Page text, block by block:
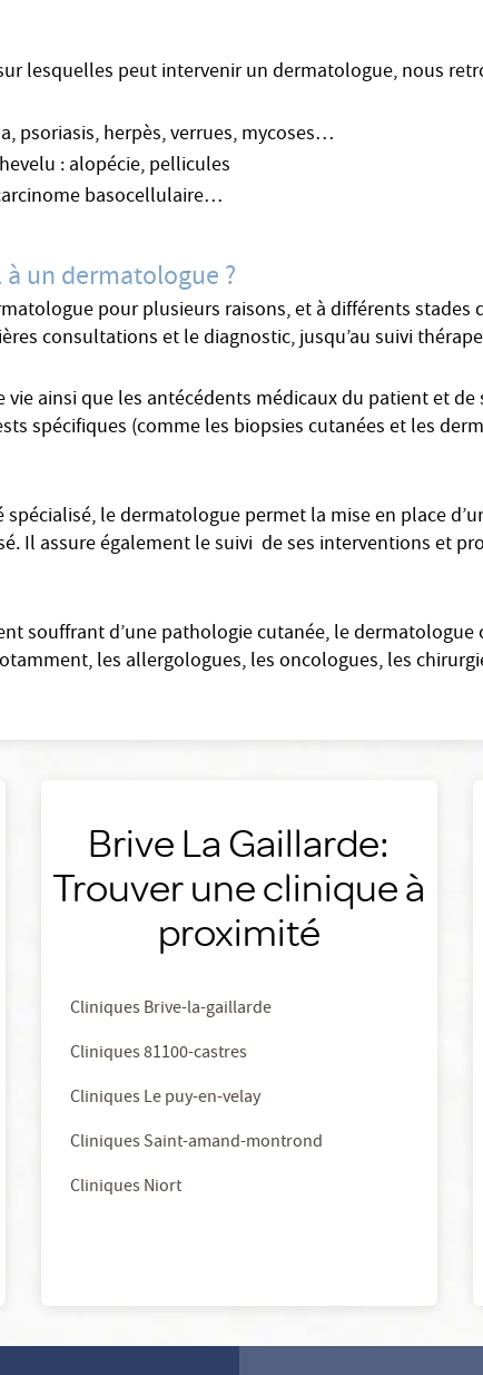
lesquelles peut intervenir un dermatologue, nous
psoriasis, herpès, verrues, mycoses…
: alopécie, pellicules
basocellulaire…
un dermatologue ?
pour plusieurs raisons, et à différents stades
consultations et le diagnostic, jusqu’au suivi
ainsi que les antécédents médicaux du patient et de
spécifiques (comme les biopsies cutanées et les
le dermatologue permet la mise en place
Il assure également le suivi de ses interventions et
souffrant d’une pathologie cutanée, le
les allergologues, les oncologues, les
Brive La Gaillarde:
Trouver une clinique à
proximité
Cliniques Brive-la-gaillarde
Cliniques 81100-castres
Cliniques Le puy-en-velay
Cliniques Saint-amand-montrond
Cliniques Niort